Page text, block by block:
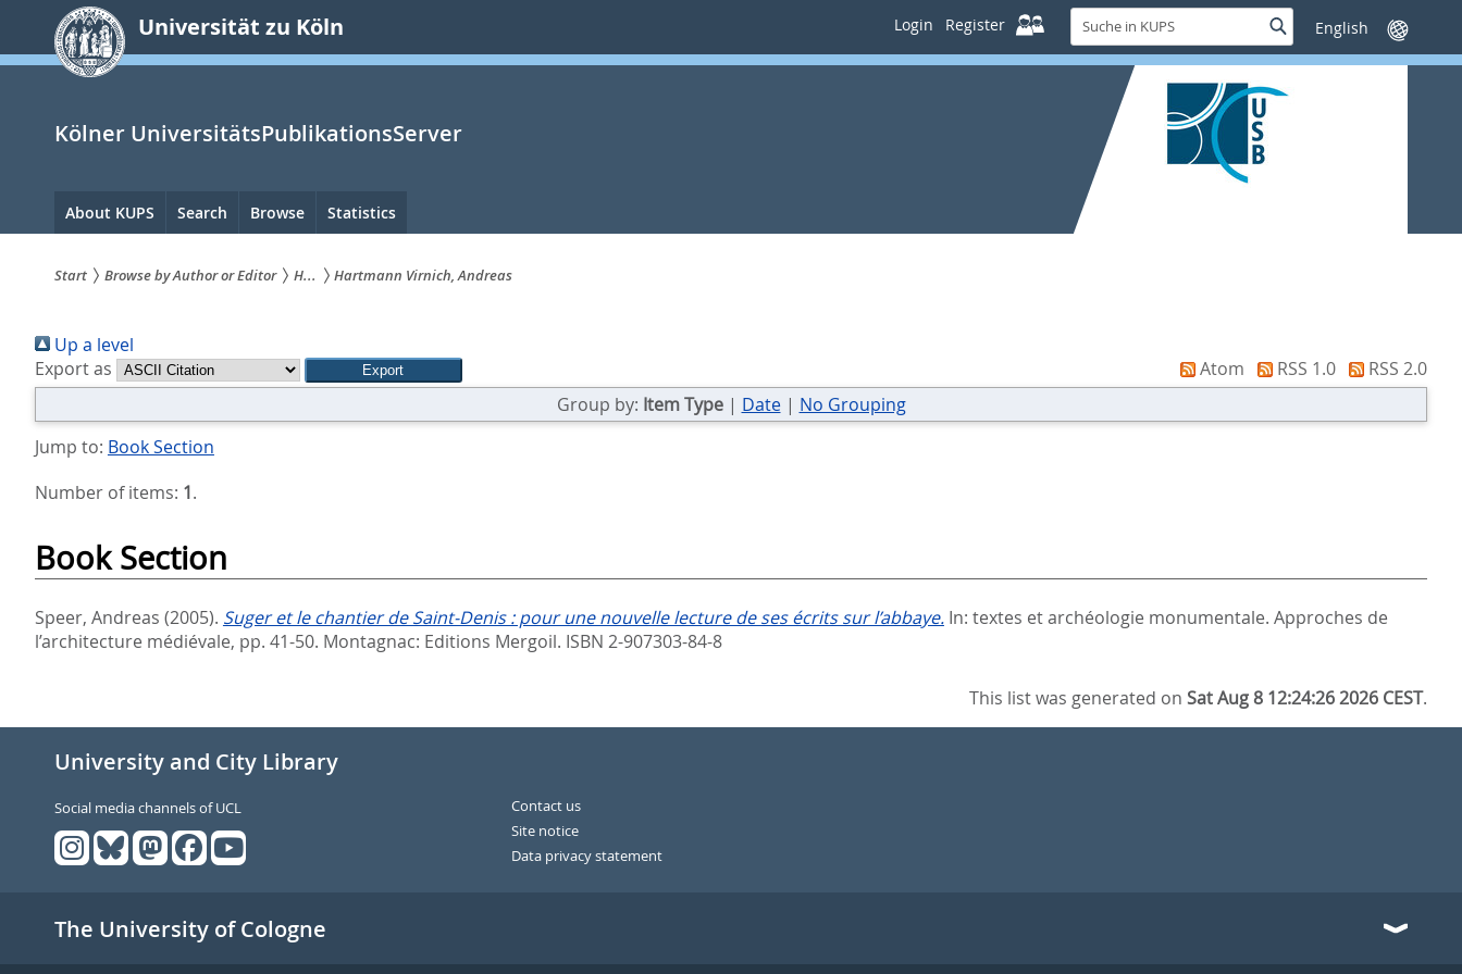
springen
Universität zu Köln Login Register
Suche
in
KUPS
SucheSprache
wechseln
Kölner UniversitätsPublikationsServer
Hauptnavigation
About KUPS Search Browse Statistics
sind
hier:
Start Browse by Author or Editor H... Hartmann Virnich, Andreas
Up a level
Export as
Atom RSS 1.0
RSS 2.0
Group by: Item Type| Date| No Grouping
Jump to: Book Section
Number of items: 1.
Book Section
Speer, Andreas (2005). Suger et le chantier de Saint-Denis : pour une nouvelle lecture de ses écrits sur l’abbaye. In: textes et archéologie monumentale. Approches de
l’architecture médiévale, pp. 41-50. Montagnac: Editions Mergoil. ISBN 2-907303-84-8
This list was generated onSat Aug 8 12:24:26 2026 CEST.
University and City Library
Social media channels of UCL
Contact us
Site notice
Data privacy statement
The University of Cologne